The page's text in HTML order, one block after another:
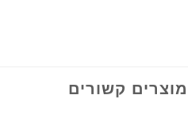
מוצרים קשורים